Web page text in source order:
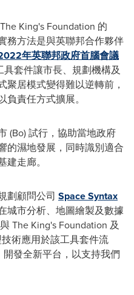
King's Foundation 的
務方法是與英聯邦合作夥伴
年英聯邦政府首腦會議
套件讓市長、規劃機構及
居模式變得難以逆轉前，
責任方式擴展。
(Bo) 試行，協助當地政府
的濕地發展，同時識別適合
走廊。
劃顧問公司 Space Syntax
城市分析、地圖繪製及數據
The King's Foundation 及
術應用於該工具套件流
發全新平台，以支持我們